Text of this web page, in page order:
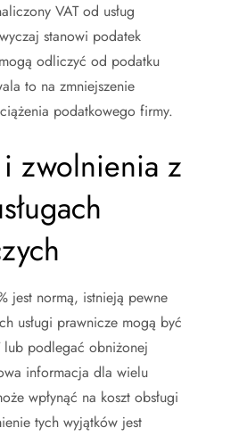
VAT od usług
stanowi podatek
odliczyć od podatku
to na zmniejszenie
podatkowego firmy.
zwolnienia z
jest normą, istnieją pewne
usługi prawnicze mogą być
lub podlegać obniżonej
informacja dla wielu
wpłynąć na koszt obsługi
tych wyjątków jest